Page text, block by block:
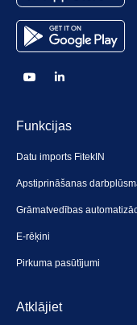
Funkcijas
Datu imports FitekIN
Apstiprināšanas
Grāmatvedības
E-rēķini
Pirkuma pasūtījumi
Atklājiet